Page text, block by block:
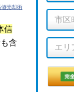
値売却術
信
含